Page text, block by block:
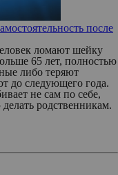
после
ломают шейку
65 лет, полностью
либо теряют
до следующего года.
не сам по себе,
родственникам.